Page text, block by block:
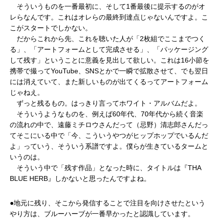
そういうものを一番最初に、そして1番最後に提示するのがオ
レらなんです。これはオレらの最終到達点じゃないんですよ。こ
こがスタートでしかない。
だからこれから先、これを聴いた人が「2枚組でここまでつく
る」、「アートフォームとして完成させる」、「パッケージング
して残す」ということに意義を見出して欲しい。これは16小節を
携帯で撮ってYouTube、SNSとかで一瞬で拡散させて、でも翌日
には消えていて、また新しいものが出てくるってアートフォーム
じゃねえ。
ずっと残るもの。はっきり言ってホワイト・アルバムだよ。
そういうようなものを、例えば60年代、70年代から続く音楽
の流れの中で、遠藤ミチロウさんだって（忌野）清志郎さんだっ
てそこにいる中で「今、こういうやつがヒップホップでいるんだ
よ」っていう、そういう系譜ですよ。僕らが生きているタームと
いうのは。
そういう中で「残す作品」となった時に、タイトルは『THA
BLUE HERB』しかないと思ったんですよね。
●地元に残り、そこから発信することで注目を向けさせたという
やり方は、ブルーハーブが一番早かったと認識しています。